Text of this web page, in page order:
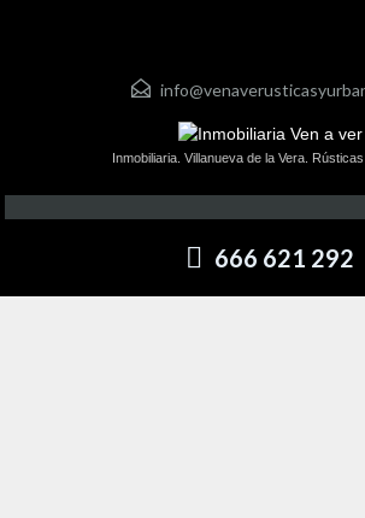
Inmobiliaria. Villanueva de la Vera.
666 621 292